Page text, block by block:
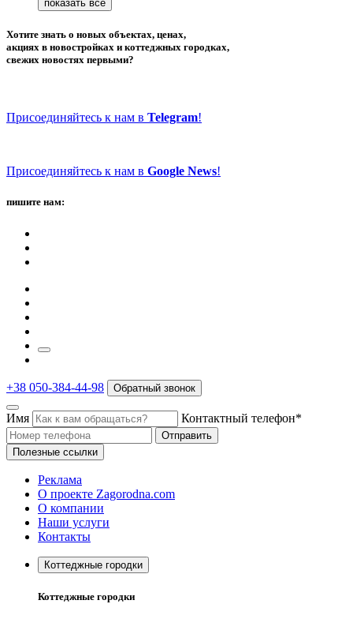
Хотите знать о новых объектах, ценах,
акциях в новостройках и коттеджных городках,
свежих новостях первыми?
Присоединяйтесь к нам в Telegram!
Присоединяйтесь к нам в Google News!
пишите нам:
+38 050-384-44-98 Обратный звонок
Имя Контактный телефон*
Отправить
Полезные ссылки
Реклама
О проекте Zagorodna.com
О компании
Наши услуги
Контакты
Коттеджные городки
Коттеджные городки